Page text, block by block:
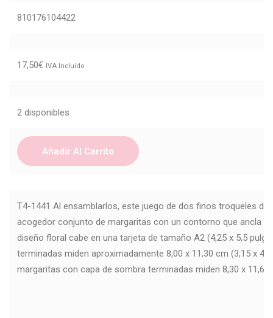
810176104422
17,50€ IVA Incluido
2 disponibles
Añadir Al Carrito
T4-1441 Al ensamblarlos, este juego de dos finos troqueles de
acogedor conjunto de margaritas con un contorno que ancla el
diseño floral cabe en una tarjeta de tamaño A2 (4,25 x 5,5
terminadas miden aproximadamente 8,00 x 11,30 cm (3,15 x
margaritas con capa de sombra terminadas miden 8,30 x 11,60